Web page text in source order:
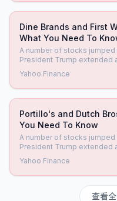
Dine Brands and First
What You Need To
A number of stocks
President Trump extended
sentiment was reflected
Dow Jones Industrial
significant gains.
Yahoo Finance
Portillo's and Dutch
You Need To Know
A number of stocks
President Trump extended
sentiment was reflected
Dow Jones Industrial
significant gains.
Yahoo Finance
查看